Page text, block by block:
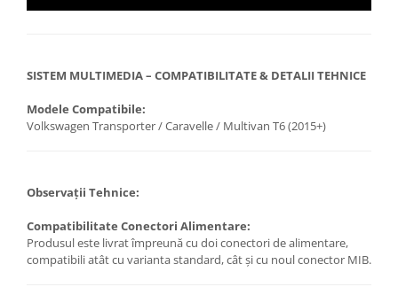
SISTEM MULTIMEDIA – COMPATIBILITATE & DETALII TEHNICE
Modele Compatibile:
Volkswagen Transporter / Caravelle / Multivan T6 (2015+)
Observații Tehnice:
Compatibilitate Conectori Alimentare:
Produsul este livrat împreună cu doi conectori de alimentare,
compatibili atât cu varianta standard, cât și cu noul conector MIB.